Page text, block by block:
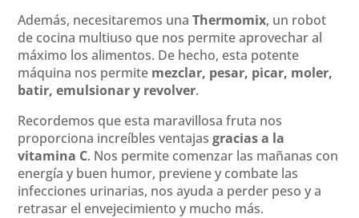
Además, necesitaremos unaThermomix, un robot
de cocina multiuso que nos permite aprovechar al
máximo los alimentos. De hecho, esta potente
máquina nos permite mezclar, pesar, picar, moler,
batir, emulsionar y revolver.
Recordemos que esta maravillosa fruta nos
proporciona increíbles ventajasgracias a la
vitamina C. Nos permite comenzar las mañanas con
energía y buen humor, previene y combate las
infecciones urinarias, nos ayuda a perder peso y a
retrasar el envejecimiento y mucho más.